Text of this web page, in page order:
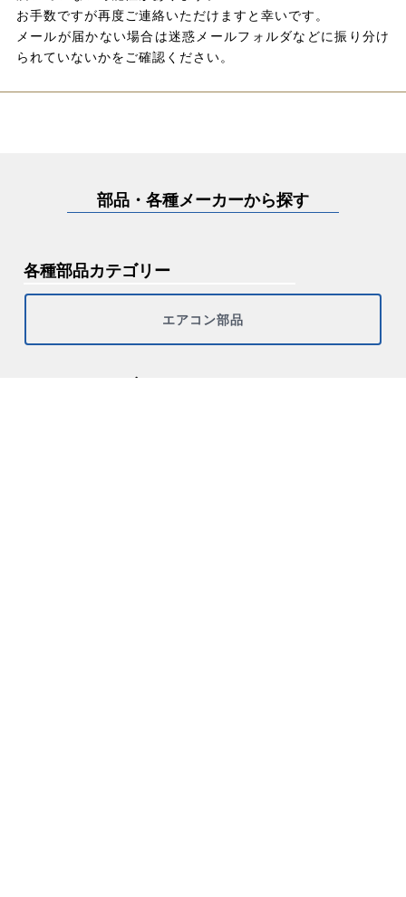
お手数ですが再度ご連絡いただけますと幸いです。
メールが届かない場合は迷惑メールフォルダなどに振り分け
られていないかをご確認ください。
部品・各種メーカーから探す
各種部品カテゴリー
エアコン部品
メーカーカテゴリー